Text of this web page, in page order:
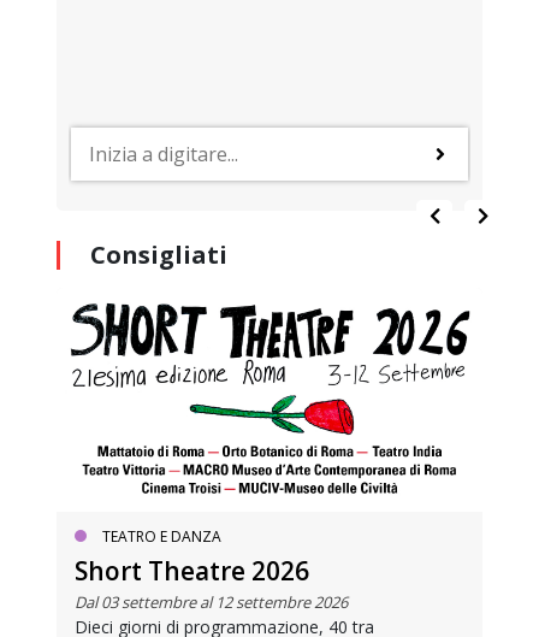
Consigliati
MUOVERSI A ROMA
Metrebus annuale a 50 euro
per gli under 19